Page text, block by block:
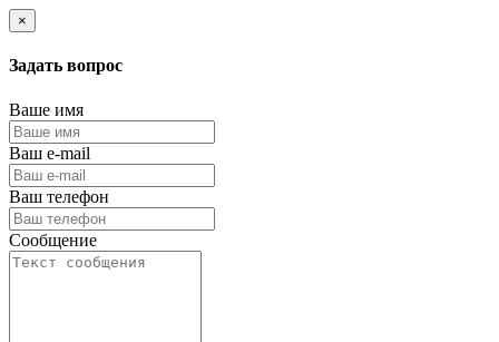
×
Задать вопрос
Ваше имя
Ваш e-mail
Ваш телефон
Сообщение